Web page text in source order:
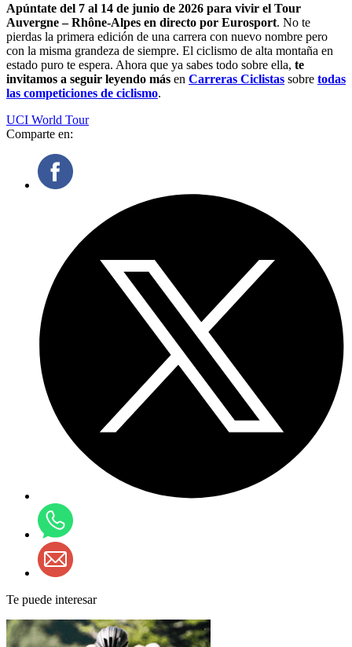
Apúntate del 7 al 14 de junio de 2026 para vivir el Tour
Auvergne – Rhône-Alpes en directo por Eurosport. No te
pierdas la primera edición de una carrera con nuevo nombre pero
con la misma grandeza de siempre. El ciclismo de alta montaña en
estado puro te espera. Ahora que ya sabes todo sobre ella, te
invitamos a seguir leyendo más en Carreras Ciclistas sobre todas
las competiciones de ciclismo.
UCI World Tour
Comparte en:
Te puede interesar